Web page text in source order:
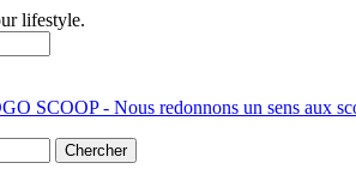
lifestyle.
SCOOP - Nous redonnons un sens aux